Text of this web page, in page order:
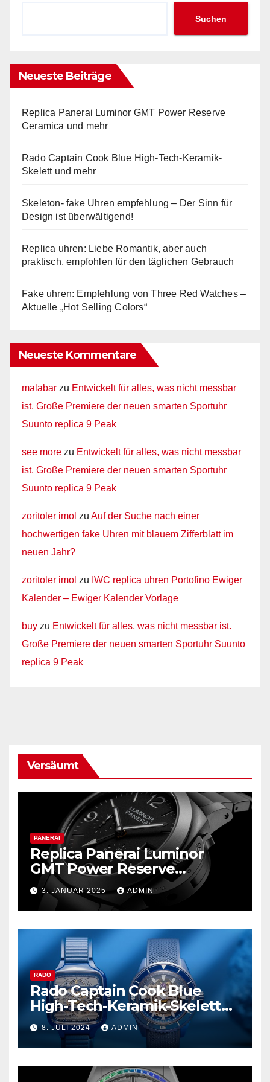
Suchen
Neueste Beiträge
Replica Panerai Luminor GMT Power Reserve
Ceramica und mehr
Rado Captain Cook Blue High-Tech-Keramik-
Skelett und mehr
Skeleton- fake Uhren empfehlung – Der Sinn für
Design ist überwältigend!
Replica uhren: Liebe Romantik, aber auch
praktisch, empfohlen für den täglichen Gebrauch
Fake uhren: Empfehlung von Three Red Watches –
Aktuelle „Hot Selling Colors“
Neueste Kommentare
malabar zu Entwickelt für alles, was nicht messbar
ist. Große Premiere der neuen smarten Sportuhr
Suunto replica 9 Peak
see more zu Entwickelt für alles, was nicht messbar
ist. Große Premiere der neuen smarten Sportuhr
Suunto replica 9 Peak
zoritoler imol zu Auf der Suche nach einer
hochwertigen fake Uhren mit blauem Zifferblatt im
neuen Jahr?
zoritoler imol zu IWC replica uhren Portofino Ewiger
Kalender – Ewiger Kalender Vorlage
buy zu Entwickelt für alles, was nicht messbar ist.
Große Premiere der neuen smarten Sportuhr Suunto
replica 9 Peak
Versäumt
PANERAI
Replica Panerai Luminor
GMT Power Reserve
Ceramica und mehr
3. JANUAR 2025 ADMIN
RADO
Rado Captain Cook Blue
High-Tech-Keramik-Skelett
und mehr
8. JULI 2024 ADMIN